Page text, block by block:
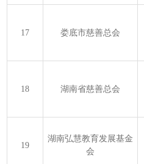
17 娄底市慈善总会
18 湖南省慈善总会
19
湖南弘慧教育发展基金
会